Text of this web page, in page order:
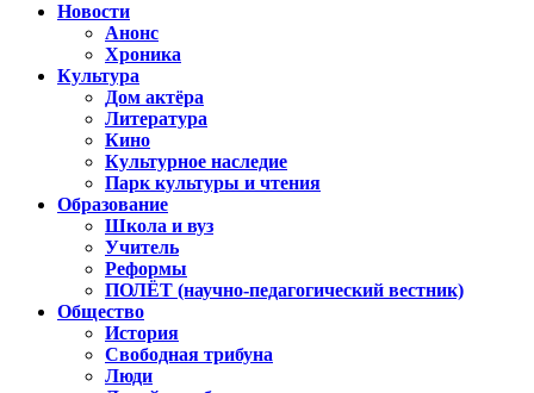
Новости
Анонс
Хроника
Культура
Дом актёра
Литература
Кино
Культурное наследие
Парк культуры и чтения
Образование
Школа и вуз
Учитель
Реформы
ПОЛЁТ (научно-педагогический вестник)
Общество
История
Свободная трибуна
Люди